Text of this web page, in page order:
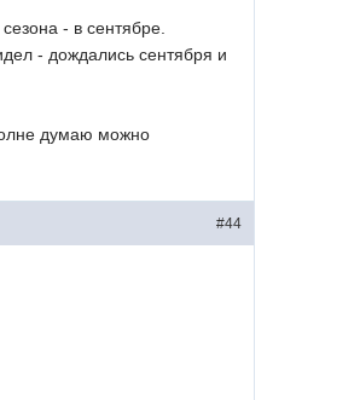
- в сентябре.
- дождались сентября и
думаю можно
#44